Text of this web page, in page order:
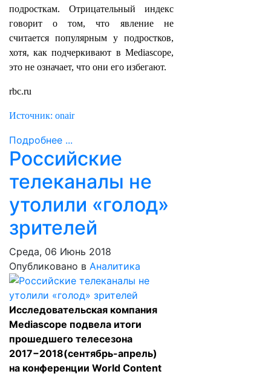
подросткам. Отрицательный индекс
говорит о том, что явление не
считается популярным у подростков,
хотя, как подчеркивают в Mediascope,
это не означает, что они его избегают.
rbc.ru
Источник: onair
Подробнее ...
Российские
телеканалы не
утолили «голод»
зрителей
Среда, 06 Июнь 2018
Опубликовано в Аналитика
Исследовательская компания
Mediascope подвела итоги
прошедшего телесезона
2017−2018(сентябрь-апрель)
на конференции World Content